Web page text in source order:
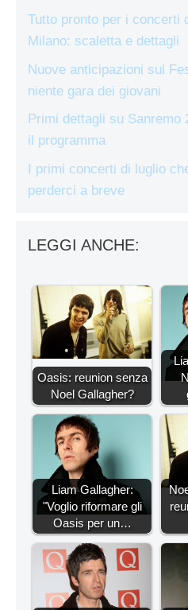
Tutto pronto per i concerti
Milano: scaletta e dettagli
Nuove anticipazioni sul
niente gara dei giovani
Primi dettagli su Sanremo
il programma
I primi concerti di luglio
perderci a breve
LEGGI ANCHE:
Oasis: reunion senza
Noel Gallagher?
Liam Gallagher:
"Voglio riformare gli
Oasis per un…